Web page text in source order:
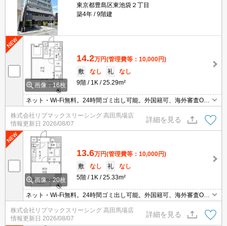
東京都豊島区東池袋２丁目
築4年
9階建
画像：16枚
14.2万円(管理費等：10,000円)
敷
なし 礼
なし
9階
1K 25.29m²
ネット・Wi-Fi無料。24時間ゴミ出し可能。外国籍可、海外審査O
K。初期費用クレジット支払可能。初期費用分割払い相談可能。他
社掲載物件もまとめてご紹介可能です。問合せ当日でもご対応可
能。土日祝日は混み合いますのでお早めにご予約ください。当店は
家主強制でない場合、消毒・抗菌代や安心サポート代など不要費用
は一切不要。
株式会社リブマックスリーシング 高田馬場店
情報更新日 2026/08/07
詳細を見る
画像：20枚
13.6万円(管理費等：10,000円)
敷
なし 礼
なし
5階
1K 25.33m²
ネット・Wi-Fi無料。24時間ゴミ出し可能。外国籍可、海外審査O
K。初期費用クレジット支払可能。初期費用分割払い相談可能。他
社掲載物件もまとめてご紹介可能です。問合せ当日でもご対応可
能。土日祝日は混み合いますのでお早めにご予約ください。当店は
株式会社リブマックスリーシング 高田馬場店
情報更新日 2026/08/07
詳細を見る